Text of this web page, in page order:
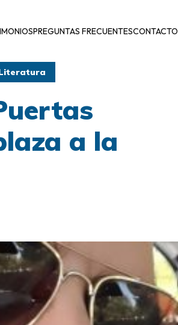
PREGUNTAS FRECUENTESCONTACTO
a la